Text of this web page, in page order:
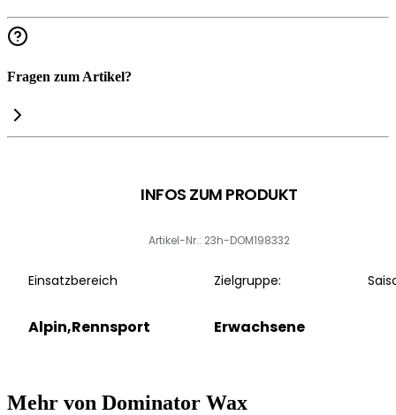
Fragen zum Artikel?
INFOS ZUM PRODUKT
Artikel-Nr.: 23h-DOM198332
Einsatzbereich
Alpin,Rennsport
Zielgruppe:
Erwachsene
Mehr von Dominator Wax